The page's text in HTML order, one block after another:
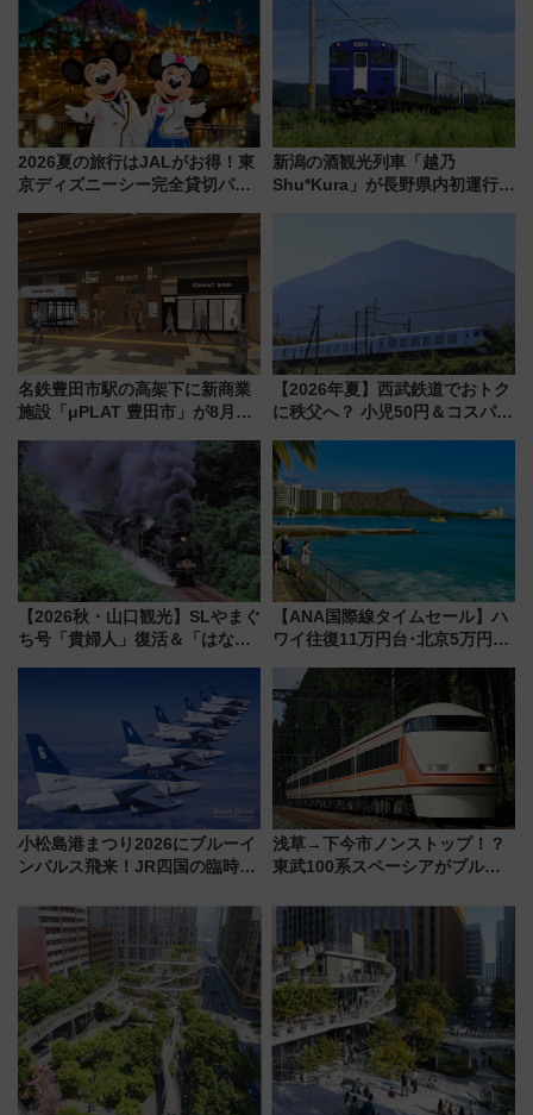
2026夏の旅行はJALがお得！東
京ディズニーシー完全貸切パー
ーン始まる 条件は「夏の国内
線に2回搭乗」
新潟の酒観光列車「越乃
Shu*Kura」が長野県内初運行！
名鉄豊田市駅の高架下に新商業
施設「μPLAT 豊田市」が8月26
たな玄関口へ
【2026年夏】西武鉄道でおトク
に秩父へ？ 小児50円＆コスパ最
族旅行！ 深夜の正丸トンネル探
検や特急ラビューも
【2026秋・山口観光】SLやまぐ
ち号「貴婦人」復活＆「はなあ
【ANA国際線タイムセール】ハ
ワイ往復11万円台･北京5万円台
来春のGW旅行まで狙える激ア
ツ路線まとめ（8/10まで）
小松島港まつり2026にブルーイ
ンパルス飛来！JR四国の臨時ダ
浅草→下今市ノンストップ！？
東武100系スペーシアがブルー
ー当時の停車駅」を再現 運転
時刻や特急券の買い方を紹介